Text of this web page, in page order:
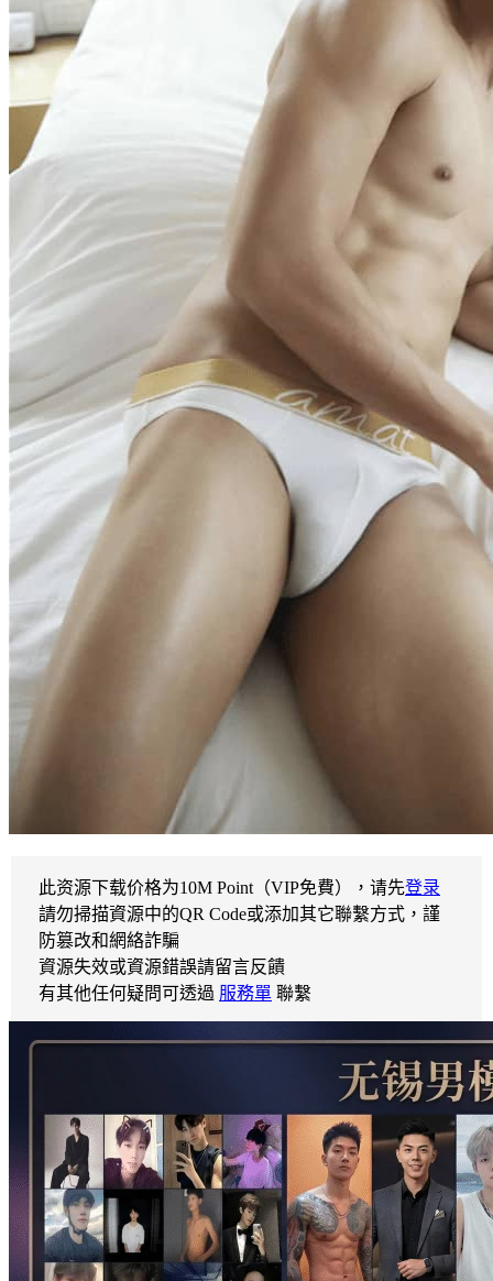
此资源下载价格为10M Point（VIP免費），请先登录
請勿掃描資源中的QR Code或添加其它聯繫方式，謹
防篡改和網絡詐騙
資源失效或資源錯誤請留言反饋
有其他任何疑問可透過 服務單 聯繫